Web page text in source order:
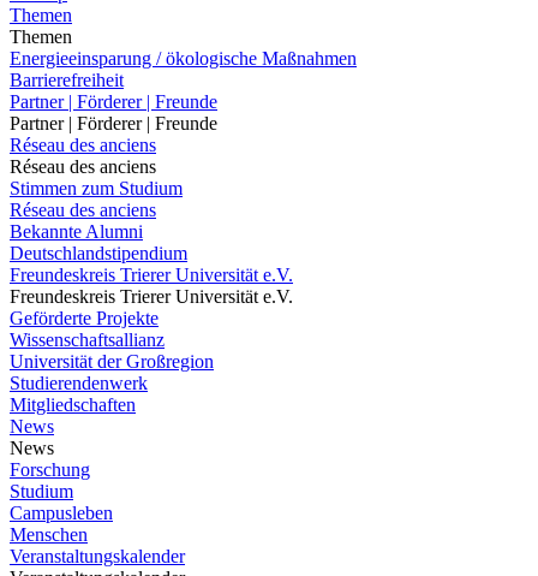
Themen
Themen
Energieeinsparung / ökologische Maßnahmen
Barrierefreiheit
Partner | Förderer | Freunde
Partner | Förderer | Freunde
Réseau des anciens
Réseau des anciens
Stimmen zum Studium
Réseau des anciens
Bekannte Alumni
Deutschlandstipendium
Freundeskreis Trierer Universität e.V.
Freundeskreis Trierer Universität e.V.
Geförderte Projekte
Wissenschaftsallianz
Universität der Großregion
Studierendenwerk
Mitgliedschaften
News
News
Forschung
Studium
Campusleben
Menschen
Veranstaltungskalender